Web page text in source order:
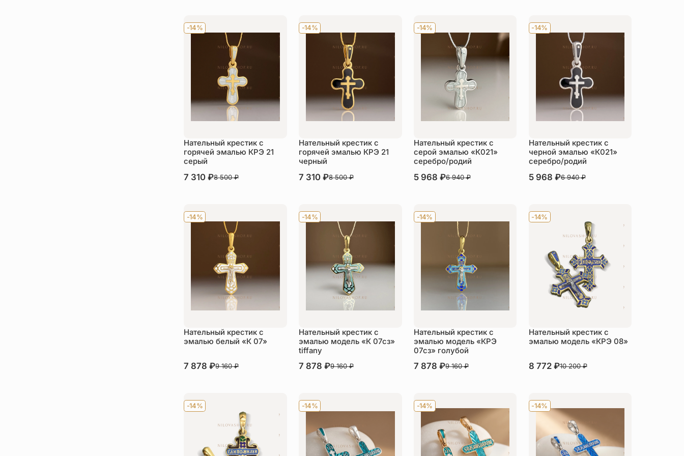
-14%
Нательный крестик с
горячей эмалью КРЭ 21
серый
В наличии
7 310₽8 500₽
-14%
Нательный крестик с
горячей эмалью КРЭ 21
черный
В наличии
7 310₽8 500₽
-14%
Нательный крестик с
серой эмалью «К021»
серебро/родий
В наличии
5 968 ₽6 940₽
-14%
Нательный крестик с
черной эмалью «К021»
серебро/родий
В наличии
5 968 ₽6 940₽
-14%
Нательный крестик с
эмалью белый «К 07»
В наличии
7 878₽9 160₽
-14%
Нательный крестик с
эмалью модель «К 07сз»
tiffany
В наличии
7 878₽9 160₽
-14%
Нательный крестик с
эмалью модель «КРЭ
07сз» голубой
В наличии
7 878 ₽9 160₽
-14%
Нательный крестик с
эмалью модель «КРЭ 08»
В наличии
8 772 ₽10 200₽
-14% -14% -14% -14%